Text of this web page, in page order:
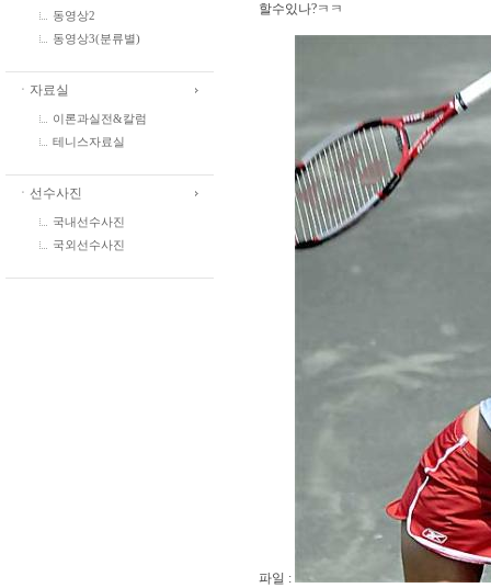
동영상2
동영상3(분류별)
ㆍ자료실
이론과실전&칼럼
테니스자료실
ㆍ선수사진
국내선수사진
국외선수사진
할수있나?ㅋㅋ
파일 :